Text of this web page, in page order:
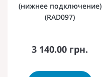
(нижнее подключение)
(RAD097)
3 140.00 грн.